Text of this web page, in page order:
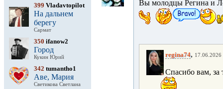
399 Vladavtopilot
На дальнем
берегу
Сармат
350 ifanow2
Город
Кукин Юрий
342 tumantho1
Аве, Мария
Светикова Светлана
Вы молодцы Регина и
regina74, 17.06.2026
Спасибо вам,